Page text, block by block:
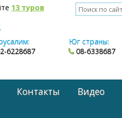
13 туров
6228687
Юг страны:
08-6338687
Контакты Видео